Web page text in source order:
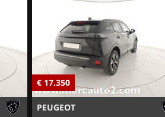
€ 17.350
PEUGEOT